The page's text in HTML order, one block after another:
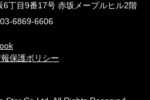
丁目9番17号 赤坂メープルヒル2階
6869-6606
保護ポリシー